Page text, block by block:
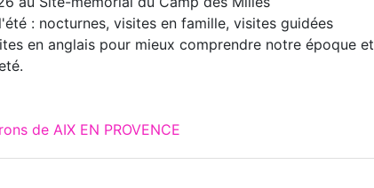
: nocturnes, visites en famille, visites guidées
en anglais pour mieux comprendre notre époque et
de AIX EN PROVENCE